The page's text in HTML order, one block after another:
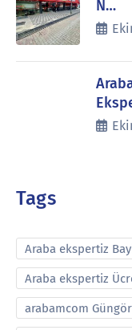
N…
Tags
Araba ekspertiz
Araba ekspertiz
arabamcom